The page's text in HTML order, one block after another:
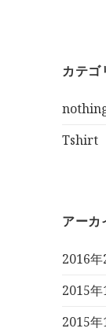
カテゴ
Tshirt
アーカ
2016年
2015年
2015年